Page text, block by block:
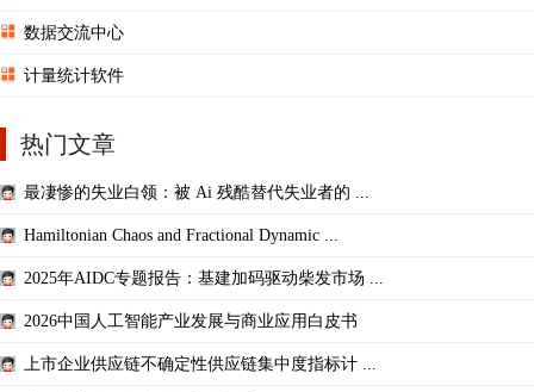
数据交流中心
计量统计软件
热门文章
最凄惨的失业白领：被 Ai 残酷替代失业者的 ...
Hamiltonian Chaos and Fractional Dynamic ...
2025年AIDC专题报告：基建加码驱动柴发市场 ...
2026中国人工智能产业发展与商业应用白皮书
上市企业供应链不确定性供应链集中度指标计 ...